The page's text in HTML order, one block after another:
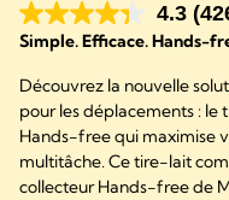
4.3
Simple. Efficace. Hands-
Découvrez la nouvelle
pour les déplacements :
Hands-free qui maximise
multitâche. Ce tire-lait
collecteur Hands-free de